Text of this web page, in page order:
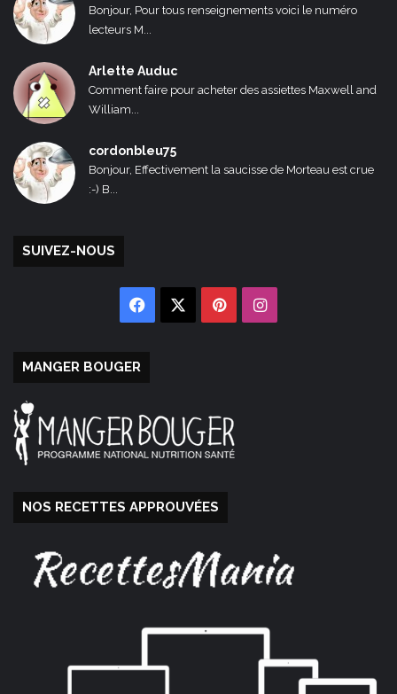
Bonjour, Pour tous renseignements voici le numéro
lecteurs M...
Arlette Auduc
Comment faire pour acheter des assiettes Maxwell and
William...
cordonbleu75
Bonjour, Effectivement la saucisse de Morteau est crue
:-) B...
SUIVEZ-NOUS
Facebook PinterestInstagram
MANGER BOUGER
NOS RECETTES APPROUVÉES